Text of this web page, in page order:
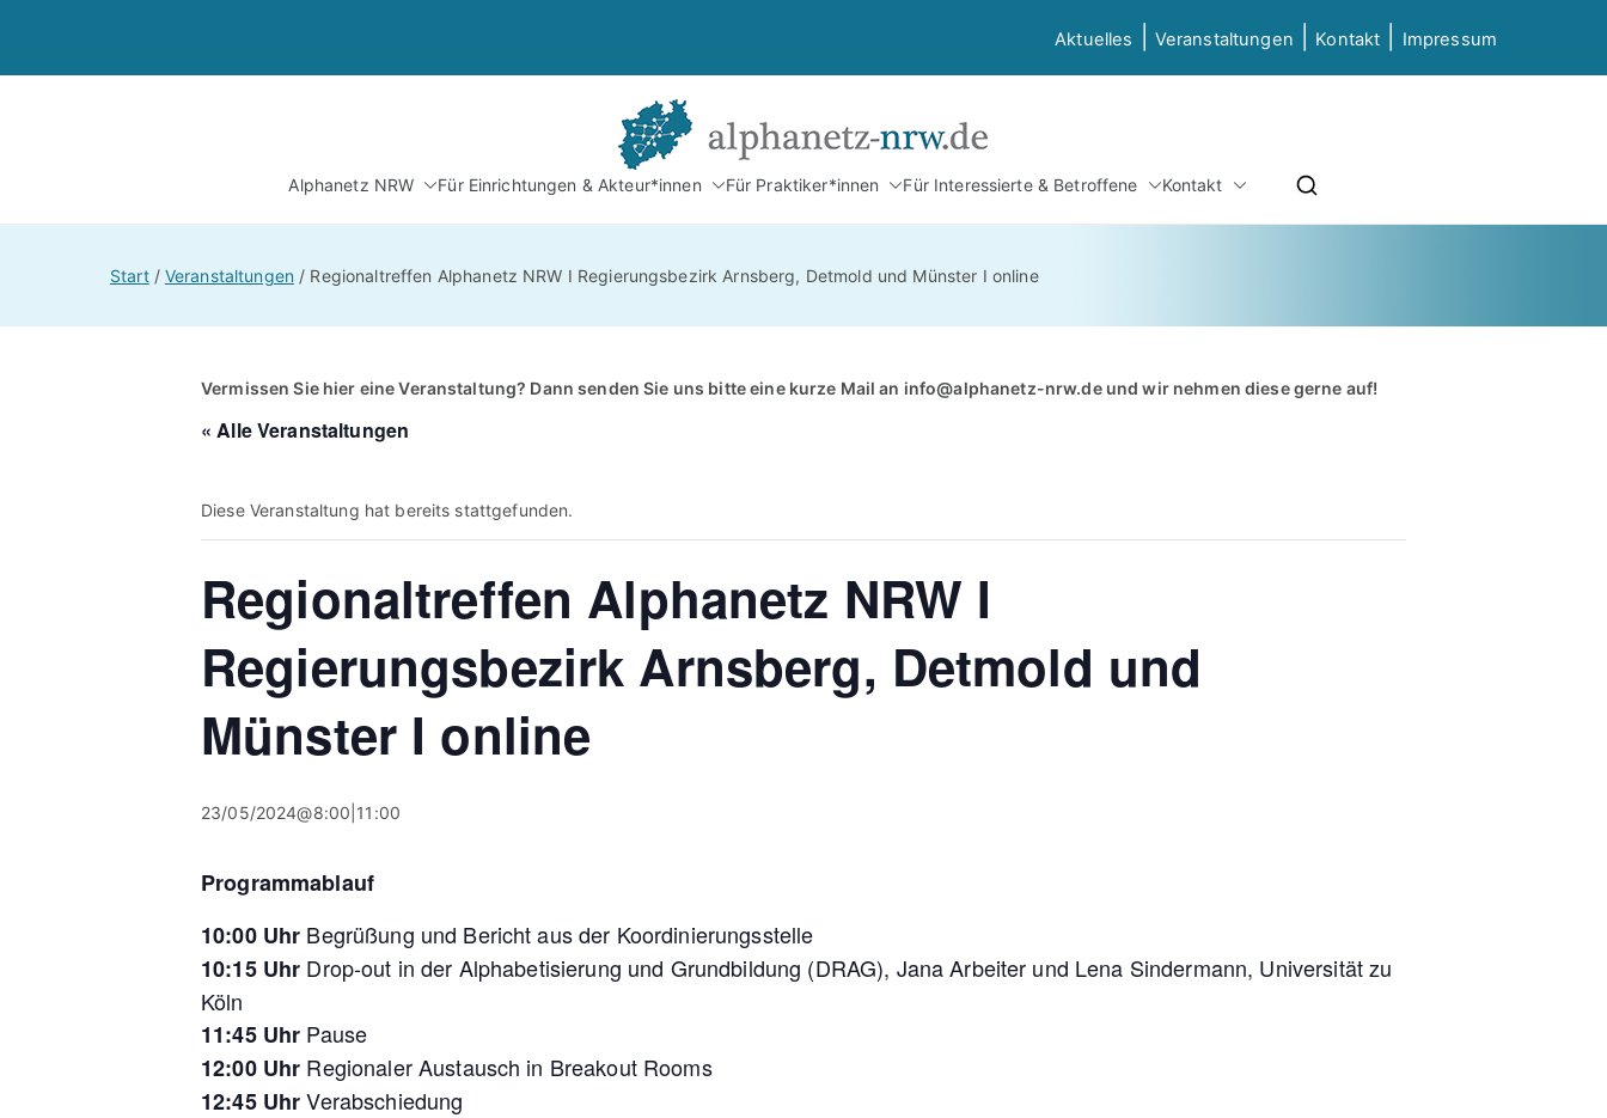
springen
Aktuelles Veranstaltungen Kontakt Impressum
Alphanetz NRW
Netzwerk Alphabetisierung & Grundbildung NRW
Alphanetz NRW Für Einrichtungen & Akteur*innen Für Praktiker*innen Für Interessierte & Betroffene Kontakt
Start Veranstaltungen Regionaltreffen Alphanetz NRW I Regierungsbezirk Arnsberg, Detmold und Münster I online
Vermissen Sie hier eine Veranstaltung? Dann senden Sie uns bitte eine kurze Mail an info@alphanetz-nrw.deund wir nehmen diese gerne auf!
« Alle Veranstaltungen
Diese Veranstaltung hat bereits stattgefunden.
Regionaltreffen Alphanetz NRW I
Regierungsbezirk Arnsberg, Detmold und
Münster I online
23/05/2024@8:00 11:00
Programmablauf
10:00 Uhr Begrüßung und Bericht aus der Koordinierungsstelle
10:15 Uhr Drop-out in der Alphabetisierung und Grundbildung (DRAG), Jana Arbeiter und Lena Sindermann, Universität zu
Köln
11:45 Uhr Pause
12:00 Uhr Regionaler Austausch in Breakout Rooms
12:45 UhrVerabschiedung